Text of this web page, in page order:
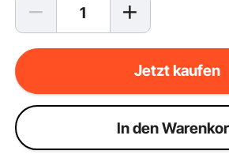
Jetzt kaufen
ln den